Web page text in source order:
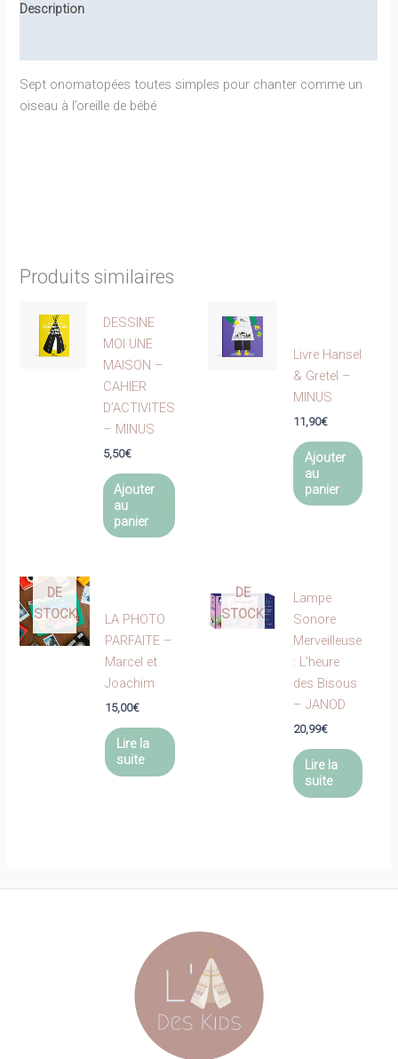
Description
Sept onomatopées toutes simples pour chanter comme un
oiseau à l’oreille de bébé
Produits similaires
DESSINE
MOI UNE
MAISON –
CAHIER
D’ACTIVITES
– MINUS
5,50€
Ajouter
au
panier
Livre Hansel
& Gretel –
MINUS
11,90€
Ajouter
au
panier
DE
STOCK
LA PHOTO
PARFAITE –
Marcel et
Joachim
15,00€
Lire la
suite
DE
STOCK
Lampe
Sonore
Merveilleuse
: L’heure
des Bisous
– JANOD
20,99€
Lire la
suite